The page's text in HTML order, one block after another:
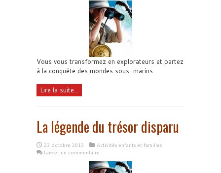
Vous vous transformez en explorateurs et partez
à la conquête des mondes sous-marins
Lire la suite...
La légende du trésor disparu
23 octobre 2013
Activités enfants et familles
Laisser un commentaire